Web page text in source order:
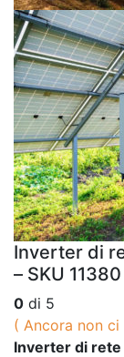
Inverter di
– SKU
0 di 5
( Ancora non ci
Inverter di rete